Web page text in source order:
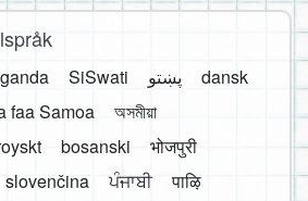
SiSwati پښتو
dansk
faa Samoa
অসমীয়া
bosanski
भोजपुरी
slovenčina ਪੰਜਾਬੀ
पाऴि